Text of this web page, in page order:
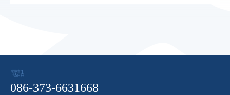
電話
086-373-6631668